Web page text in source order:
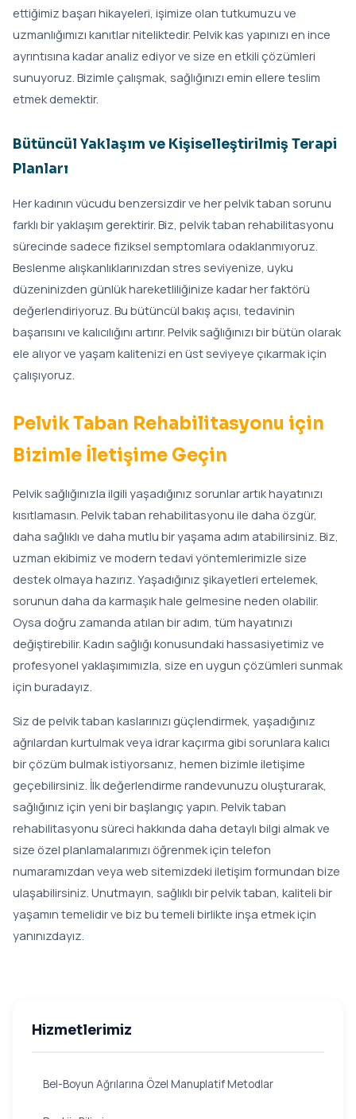
ettiğimiz başarı hikayeleri, işimize olan tutkumuzu ve
uzmanlığımızı kanıtlar niteliktedir. Pelvik kas yapınızı en ince
ayrıntısına kadar analiz ediyor ve size en etkili çözümleri
sunuyoruz. Bizimle çalışmak, sağlığınızı emin ellere teslim
etmek demektir.
Bütüncül Yaklaşım ve Kişiselleştirilmiş Terapi
Planları
Her kadının vücudu benzersizdir ve her pelvik taban sorunu
farklı bir yaklaşım gerektirir. Biz, pelvik taban rehabilitasyonu
sürecinde sadece fiziksel semptomlara odaklanmıyoruz.
Beslenme alışkanlıklarınızdan stres seviyenize, uyku
düzeninizden günlük hareketliliğinize kadar her faktörü
değerlendiriyoruz. Bu bütüncül bakış açısı, tedavinin
başarısını ve kalıcılığını artırır. Pelvik sağlığınızı bir bütün olarak
ele alıyor ve yaşam kalitenizi en üst seviyeye çıkarmak için
çalışıyoruz.
Pelvik Taban Rehabilitasyonu için
Bizimle İletişime Geçin
Pelvik sağlığınızla ilgili yaşadığınız sorunlar artık hayatınızı
kısıtlamasın. Pelvik taban rehabilitasyonu ile daha özgür,
daha sağlıklı ve daha mutlu bir yaşama adım atabilirsiniz. Biz,
uzman ekibimiz ve modern tedavi yöntemlerimizle size
destek olmaya hazırız. Yaşadığınız şikayetleri ertelemek,
sorunun daha da karmaşık hale gelmesine neden olabilir.
Oysa doğru zamanda atılan bir adım, tüm hayatınızı
değiştirebilir. Kadın sağlığı konusundaki hassasiyetimiz ve
profesyonel yaklaşımımızla, size en uygun çözümleri sunmak
için buradayız.
Siz de pelvik taban kaslarınızı güçlendirmek, yaşadığınız
ağrılardan kurtulmak veya idrar kaçırma gibi sorunlara kalıcı
bir çözüm bulmak istiyorsanız, hemen bizimle iletişime
geçebilirsiniz. İlk değerlendirme randevunuzu oluşturarak,
sağlığınız için yeni bir başlangıç yapın. Pelvik taban
rehabilitasyonu süreci hakkında daha detaylı bilgi almak ve
size özel planlamalarımızı öğrenmek için telefon
numaramızdan veya web sitemizdeki iletişim formundan bize
ulaşabilirsiniz. Unutmayın, sağlıklı bir pelvik taban, kaliteli bir
yaşamın temelidir ve biz bu temeli birlikte inşa etmek için
yanınızdayız.
Hizmetlerimiz
Bel-Boyun Ağrılarına Özel Manuplatif Metodlar